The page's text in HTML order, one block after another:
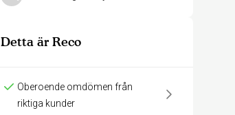
Detta är Reco
Oberoende omdömen från
riktiga kunder